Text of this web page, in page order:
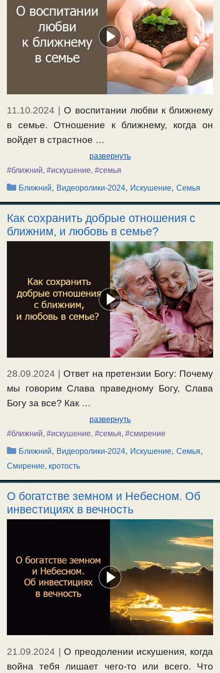
11.10.2024
О воспитании любви к ближнему
в семье. Отношение к ближнему, когда он
войдет в страстное …
развернуть
#ближний, #искушение, #семья
Рубрики
Ближний, Видеоролики-2024, Искушение,Семья
Как сохранить добрые отношения с
ближним, и любовь в семье?
28.09.2024
Ответ на претензии Богу: Почему
мы говорим Слава праведному Богу, Слава
Богу за все? Как …
развернуть
#ближний, #искушение, #семья, #смирение
Рубрики
Ближний, Видеоролики-2024, Искушение,Семья,
Смирение, кротость
О богатстве земном и Небесном. Об
инвестициях в вечность
21.09.2024
О преодолении искушения, когда
война тебя лишает чего-то или всего. Что